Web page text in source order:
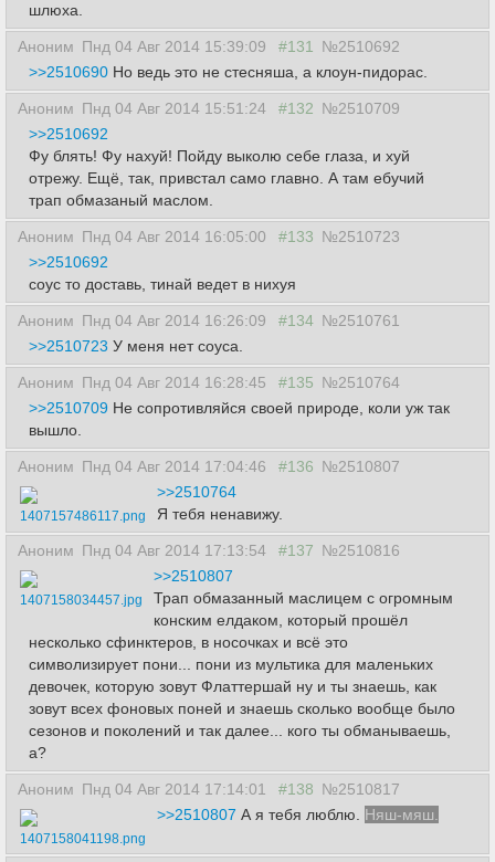
шлюха.
Аноним Пнд 04 Авг 2014 15:39:09 #131
№2510692
>>2510690 Но ведь это не стесняша, а клоун-пидорас.
Аноним Пнд 04 Авг 2014 15:51:24 #132 №2510709
>>2510692
Фу блять! Фу нахуй! Пойду выколю себе глаза, и хуй
отрежу. Ещё, так, привстал само главно. А там ебучий
трап обмазаный маслом.
Аноним Пнд 04 Авг 2014 16:05:00 #133 №2510723
>>2510692
соус то доставь, тинай ведет в нихуя
Аноним Пнд 04 Авг 2014 16:26:09 #134 №2510761
>>2510723 У меня нет соуса.
Аноним Пнд 04 Авг 2014 16:28:45 #135 №2510764
>>2510709 Не сопротивляйся своей природе, коли уж так
вышло.
Аноним Пнд 04 Авг 2014 17:04:46 #136 №2510807
1407157486117.png
>>2510764
Я тебя ненавижу.
Аноним Пнд 04 Авг 2014 17:13:54 #137 №2510816
1407158034457.jpg
>>2510807
Трап обмазанный маслицем с огромным
конским елдаком, который прошёл
несколько сфинктеров, в носочках и всё это
символизирует пони... пони из мультика для маленьких
девочек, которую зовут Флаттершай ну и ты знаешь, как
зовут всех фоновых поней и знаешь сколько вообще было
сезонов и поколений и так далее... кого ты обманываешь,
а?
Аноним Пнд 04 Авг 2014 17:14:01 #138 №2510817
1407158041198.png
>>2510807 А я тебя люблю. Няш-мяш.